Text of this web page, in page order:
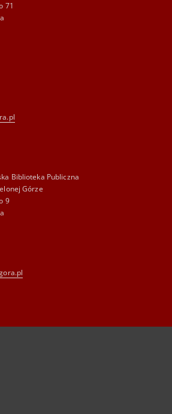
71
Biblioteka Publiczna
Górze
9